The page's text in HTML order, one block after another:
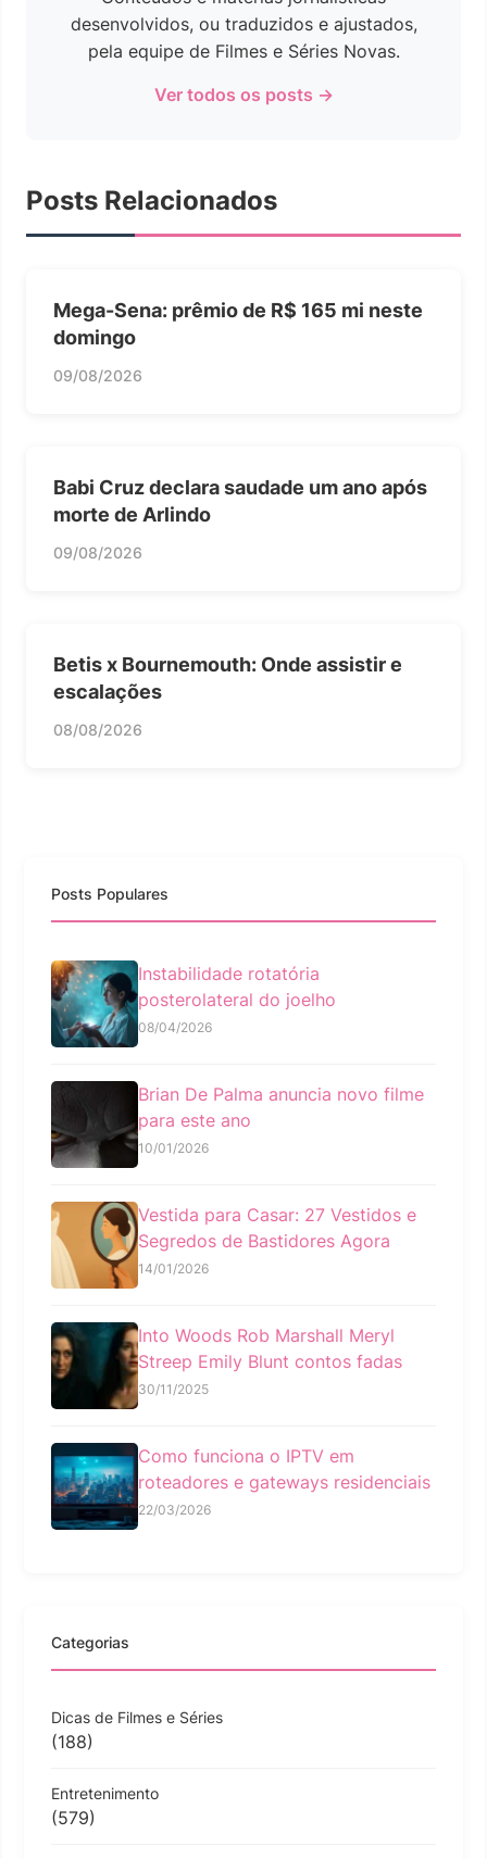
desenvolvidos, ou traduzidos e ajustados,
pela equipe de Filmes e Séries Novas.
Ver todos os posts →
Posts Relacionados
Mega-Sena: prêmio de R$ 165 mi neste
domingo
09/08/2026
Babi Cruz declara saudade um ano após
morte de Arlindo
09/08/2026
Betis x Bournemouth: Onde assistir e
escalações
08/08/2026
Posts Populares
Instabilidade rotatória
posterolateral do joelho
08/04/2026
Brian De Palma anuncia novo filme
para este ano
10/01/2026
Vestida para Casar: 27 Vestidos e
Segredos de Bastidores Agora
14/01/2026
Into Woods Rob Marshall Meryl
Streep Emily Blunt contos fadas
30/11/2025
Como funciona o IPTV em
roteadores e gateways residenciais
22/03/2026
Categorias
Dicas de Filmes e Séries
(188)
Entretenimento
(579)